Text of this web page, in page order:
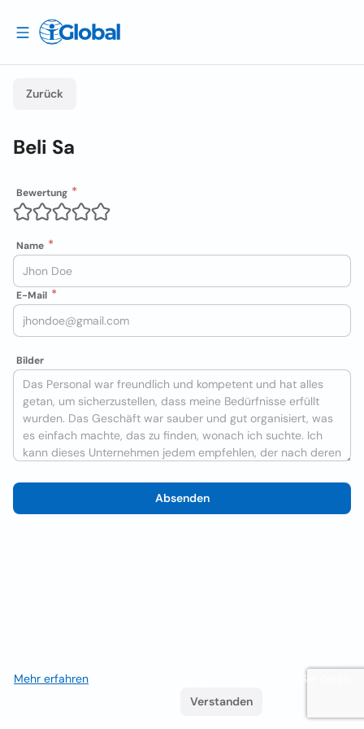
Zurück
Beli Sa
Bewertung
Name
E-Mail
Bilder
Absenden
Mehr erfahren . Wenn Sie weiterhin surfen, akzeptieren Sie deren
Verstanden